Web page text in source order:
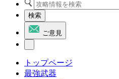
検索
ご意見
トップページ
最強武器